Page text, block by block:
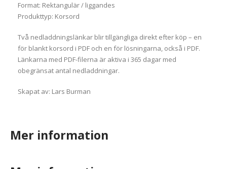
Format: Rektangulär / liggandes
Produkttyp: Korsord
Två nedladdningslänkar blir tillgängliga direkt efter köp – en
för blankt korsord i PDF och en för lösningarna, också i PDF.
Länkarna med PDF-filerna är aktiva i 365 dagar med
obegränsat antal nedladdningar.
Skapat av: Lars Burman
Mer information